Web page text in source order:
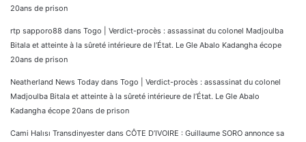
20ans de prison
rtp sapporo88 dans Togo | Verdict-procès : assassinat du colonel Madjoulba
Bitala et atteinte à la sûreté intérieure de l’État. Le Gle Abalo Kadangha écope
20ans de prison
Neatherland News Today dans Togo | Verdict-procès : assassinat du colonel
Madjoulba Bitala et atteinte à la sûreté intérieure de l’État. Le Gle Abalo
Kadangha écope 20ans de prison
Cami Halısı Transdinyester dans CÔTE D’IVOIRE : Guillaume SORO annonce sa